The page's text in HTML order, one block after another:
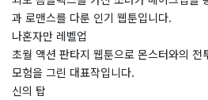
과 로맨스를 다룬 인기 웹툰입니다.
나혼자만 레벨업
초월 액션 판타지 웹툰으로 몬스터와의 전
모험을 그린 대표작입니다.
신의 탑